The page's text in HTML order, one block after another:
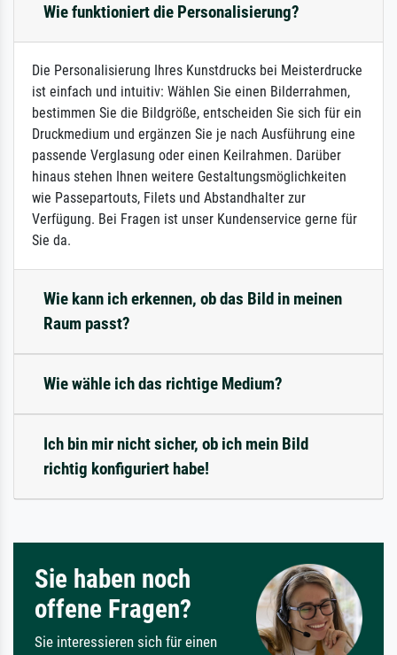
Wie funktioniert die Personalisierung?
Die Personalisierung Ihres Kunstdrucks bei Meisterdrucke
ist einfach und intuitiv: Wählen Sie einen Bilderrahmen,
bestimmen Sie die Bildgröße, entscheiden Sie sich für ein
Druckmedium und ergänzen Sie je nach Ausführung eine
passende Verglasung oder einen Keilrahmen. Darüber
hinaus stehen Ihnen weitere Gestaltungsmöglichkeiten
wie Passepartouts, Filets und Abstandhalter zur
Verfügung. Bei Fragen ist unser Kundenservice gerne für
Sie da.
Wie kann ich erkennen, ob das Bild in meinen
Raum passt?
Wie wähle ich das richtige Medium?
Ich bin mir nicht sicher, ob ich mein Bild
richtig konfiguriert habe!
Sie haben noch
offene Fragen?
Sie interessieren sich für einen